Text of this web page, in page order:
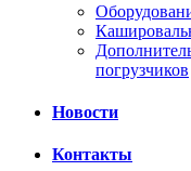
погрузчиков
Новости
Контакты